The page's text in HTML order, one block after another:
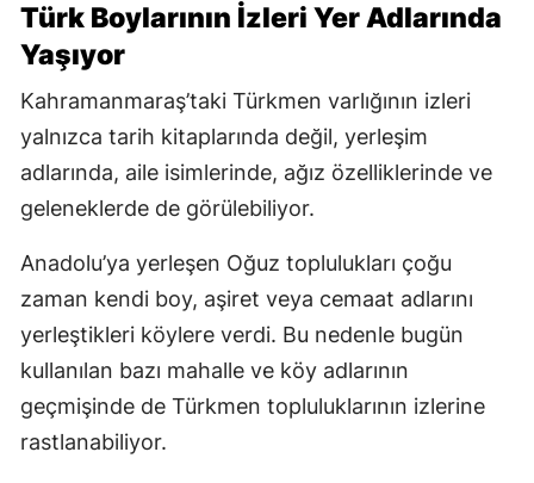
Türk Boylarının İzleri Yer Adlarında
Yaşıyor
Kahramanmaraş’taki Türkmen varlığının izleri
yalnızca tarih kitaplarında değil, yerleşim
adlarında, aile isimlerinde, ağız özelliklerinde ve
geleneklerde de görülebiliyor.
Anadolu’ya yerleşen Oğuz toplulukları çoğu
zaman kendi boy, aşiret veya cemaat adlarını
yerleştikleri köylere verdi. Bu nedenle bugün
kullanılan bazı mahalle ve köy adlarının
geçmişinde de Türkmen topluluklarının izlerine
rastlanabiliyor.